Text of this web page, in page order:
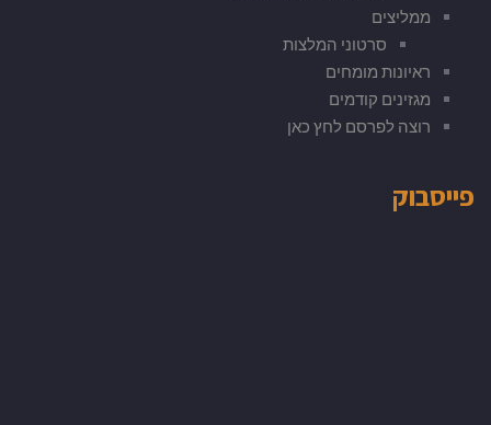
ממליצים
סרטוני המלצות
ראיונות מומחים
מגזינים קודמים
רוצה לפרסם לחץ כאן
פייסבוק